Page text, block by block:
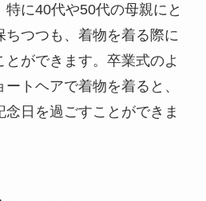
に40代や50代の母親にと
ちつつも、着物を着る際に
とができます。卒業式のよ
トヘアで着物を着ると、
日を過ごすことができま